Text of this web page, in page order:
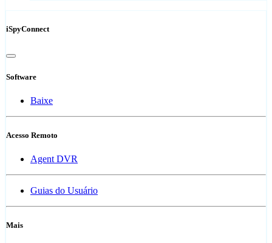
iSpyConnect
Software
Baixe
Acesso Remoto
Agent DVR
Guias do Usuário
Mais